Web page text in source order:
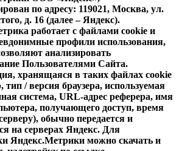
по адресу: 119021, Москва, ул.
д. 16 (далее – Яндекс).
работает с файлами cookie и
профили использования,
анализировать
Пользователями Сайта.
хранящаяся в таких файлах cookie
тип / версия браузера, используемая
система, URL-адрес реферера, имя
получающего доступ, время
обычно передается и
на серверах Яндекс. Для
Яндекс.Метрики можно скачать и